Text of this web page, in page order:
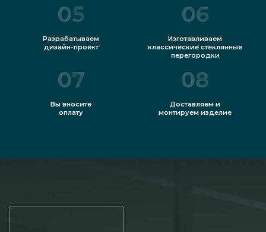
05
Разрабатываем
дизайн-проект
06
Изготавливаем
классические стеклянные
перегородки
07
Вы вносите
оплату
08
Доставляем и
монтируем изделие